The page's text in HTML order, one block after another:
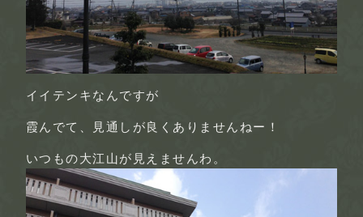
イイテンキなんですが
霞んでて、見通しが良くありませんねー！
いつもの大江山が見えませんわ。